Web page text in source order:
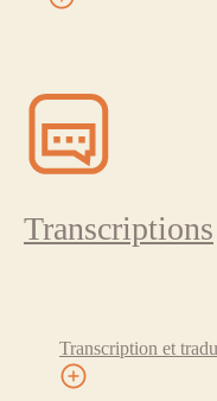
Transcriptions
Transcription et